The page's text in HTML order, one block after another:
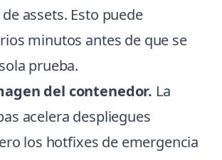
assets. Esto puede
minutos antes de que se
prueba.
del contenedor. La
acelera despliegues
los hotfixes de emergencia